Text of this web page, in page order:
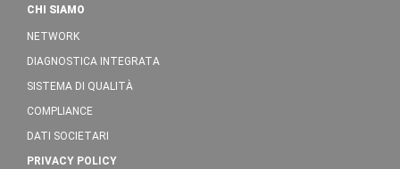
CHI SIAMO
NETWORK
DIAGNOSTICA INTEGRATA
SISTEMA DI QUALITÀ
COMPLIANCE
DATI SOCIETARI
PRIVACY POLICY